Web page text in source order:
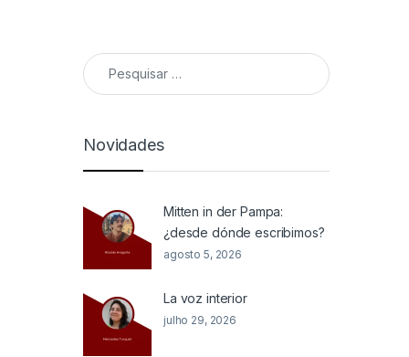
Pesquisar por:
Novidades
Mitten in der Pampa:
¿desde dónde escribimos?
agosto 5, 2026
La voz interior
julho 29, 2026